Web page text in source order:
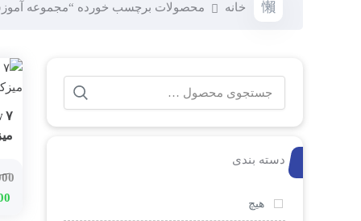
خانه محصولات برچسب خورده “مجموعه
دسته بندی
هیچ